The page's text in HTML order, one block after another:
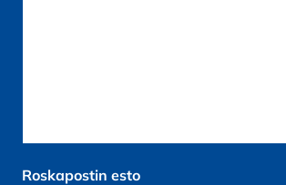
Roskapostin esto